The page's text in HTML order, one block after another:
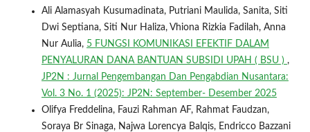
Ali Alamasyah Kusumadinata, Putriani Maulida, Sanita, Siti
Dwi Septiana, Siti Nur Haliza, Vhiona Rizkia Fadilah, Anna
Nur Aulia, 5 FUNGSI KOMUNIKASI EFEKTIF DALAM
PENYALURAN DANA BANTUAN SUBSIDI UPAH ( BSU ) ,
JP2N : Jurnal Pengembangan Dan Pengabdian Nusantara:
Vol. 3 No. 1 (2025): JP2N: September- Desember 2025
Olifya Freddelina, Fauzi Rahman AF, Rahmat Faudzan,
Soraya Br Sinaga, Najwa Lorencya Balqis, Endricco Bazzani